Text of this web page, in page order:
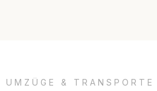
UMZÜGE & TRANSPORTE